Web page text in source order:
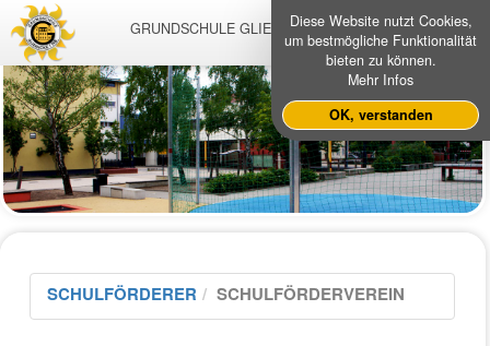
GRUNDSCHULE GLIENICKE NORDBAHN
SCHULFÖRDERER SCHULFÖRDERVEREIN
Diese Website nutzt Cookies,
um bestmögliche Funktionalität
bieten zu können.
Mehr Infos
OK, verstanden